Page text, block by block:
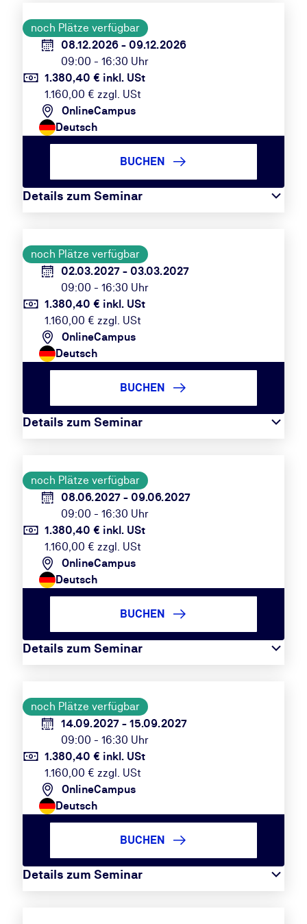
noch Plätze verfügbar
08.12.2026 - 09.12.2026
09:00 - 16:30 Uhr
1.380,40 € inkl. USt
1.160,00 € zzgl. USt
OnlineCampus
Deutsch
Details zum Seminar
BUCHEN
noch Plätze verfügbar
02.03.2027 - 03.03.2027
09:00 - 16:30 Uhr
1.380,40 € inkl. USt
1.160,00 € zzgl. USt
OnlineCampus
Deutsch
Details zum Seminar
BUCHEN
noch Plätze verfügbar
08.06.2027 - 09.06.2027
09:00 - 16:30 Uhr
1.380,40 € inkl. USt
1.160,00 € zzgl. USt
OnlineCampus
Deutsch
Details zum Seminar
BUCHEN
noch Plätze verfügbar
14.09.2027 - 15.09.2027
09:00 - 16:30 Uhr
1.380,40 € inkl. USt
1.160,00 € zzgl. USt
OnlineCampus
Deutsch
Details zum Seminar
BUCHEN